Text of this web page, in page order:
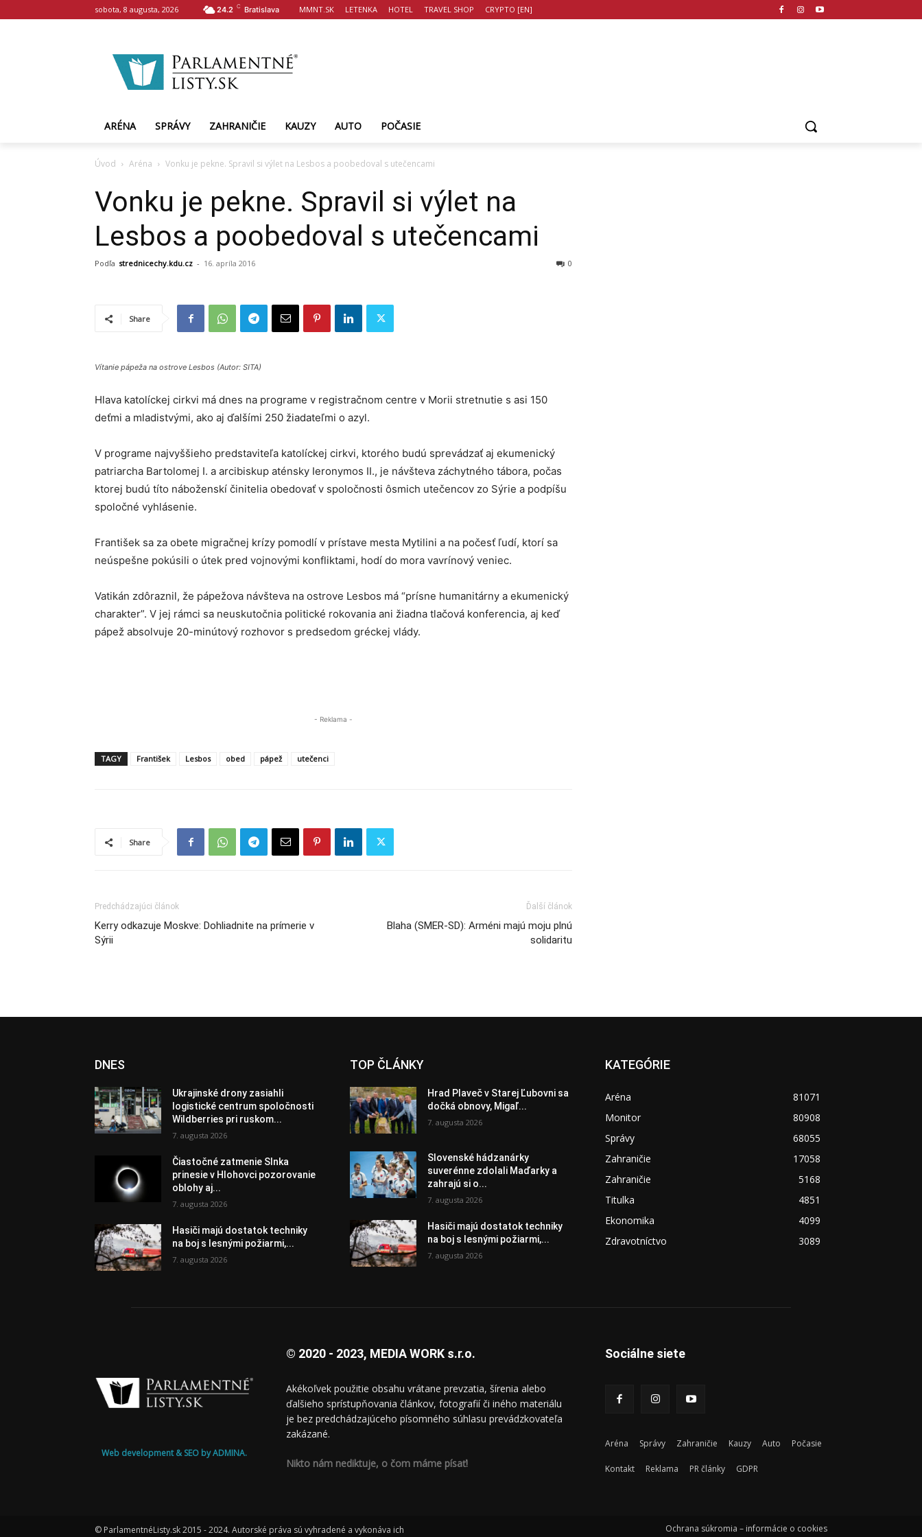
sobota, 8 augusta, 2026 24.2 C Bratislava MMNT.SK LETENKA HOTEL TRAVEL SHOP CRYPTO [EN]
ARÉNA SPRÁVY ZAHRANIČIE KAUZY AUTO POČASIE
Úvod Aréna Vonku je pekne. Spravil si výlet na Lesbos a poobedoval s utečencami
Vonku je pekne. Spravil si výlet na
Lesbos a poobedoval s utečencami
Podľa strednicechy.kdu.cz - 16. apríla 2016 0
Share
Vítanie pápeža na ostrove Lesbos (Autor: SITA)
Hlava katolíckej cirkvi má dnes na programe v registračnom centre v Morii stretnutie s asi 150
deťmi a mladistvými, ako aj ďalšími 250 žiadateľmi o azyl.
V programe najvyššieho predstaviteľa katolíckej cirkvi, ktorého budú sprevádzať aj ekumenický
patriarcha Bartolomej I. a arcibiskup aténsky Ieronymos II., je návšteva záchytného tábora, počas
ktorej budú títo náboženskí činitelia obedovať v spoločnosti ôsmich utečencov zo Sýrie a podpíšu
spoločné vyhlásenie.
František sa za obete migračnej krízy pomodlí v prístave mesta Mytilini a na počesť ľudí, ktorí sa
neúspešne pokúsili o útek pred vojnovými konfliktami, hodí do mora vavrínový veniec.
Vatikán zdôraznil, že pápežova návšteva na ostrove Lesbos má “prísne humanitárny a ekumenický
charakter”. V jej rámci sa neuskutočnia politické rokovania ani žiadna tlačová konferencia, aj keď
pápež absolvuje 20-minútový rozhovor s predsedom gréckej vlády.
- Reklama -
TAGY František Lesbos obed pápež utečenci
Share
Predchádzajúci článok
Kerry odkazuje Moskve: Dohliadnite na prímerie v
Sýrii
Ďalší článok
Blaha (SMER-SD): Arméni majú moju plnú
solidaritu
DNES
Ukrajinské drony zasiahli
logistické centrum spoločnosti
Wildberries pri ruskom...
7. augusta 2026
Čiastočné zatmenie Slnka
prinesie v Hlohovci pozorovanie
oblohy aj...
7. augusta 2026
Hasiči majú dostatok techniky
na boj s lesnými požiarmi,...
7. augusta 2026
TOP ČLÁNKY
Hrad Plaveč v Starej Ľubovni sa
dočká obnovy, Migaľ...
7. augusta 2026
Slovenské hádzanárky
suverénne zdolali Maďarky a
zahrajú si o...
7. augusta 2026
Hasiči majú dostatok techniky
na boj s lesnými požiarmi,...
7. augusta 2026
KATEGÓRIE
Aréna
81071
Monitor
80908
Správy
68055
Zahraničie
17058
Zahraničie
5168
Titulka
4851
Ekonomika
4099
Zdravotníctvo
3089
Web development & SEO by ADMINA.
© 2020 - 2023, MEDIA WORK s.r.o.
Akékoľvek použitie obsahu vrátane prevzatia, šírenia alebo
ďalšieho sprístupňovania článkov, fotografií či iného materiálu
je bez predchádzajúceho písomného súhlasu prevádzkovateľa
zakázané.
Nikto nám nediktuje, o čom máme písať!
Sociálne siete
Aréna Správy Zahraničie Kauzy Auto Počasie
Kontakt Reklama PR články GDPR
© ParlamentnéListy.sk 2015 - 2024. Autorské práva sú vyhradené a vykonáva ich Ochrana súkromia – informácie o cookies